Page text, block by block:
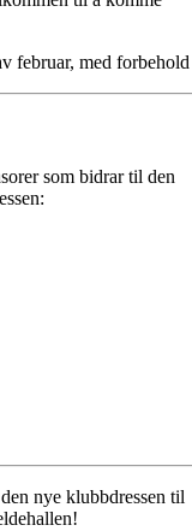
februar, med forbehold
som bidrar til den
nye klubbdressen til